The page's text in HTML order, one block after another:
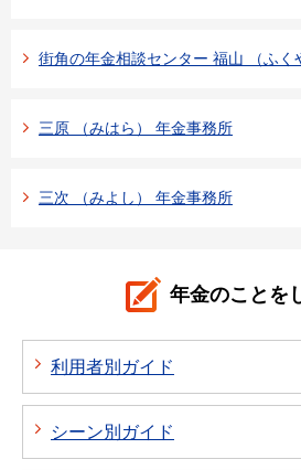
街角の年金相談センター 福山 （ふく
三原 （みはら） 年金事務所
三次 （みよし） 年金事務所
年金のことを
利用者別ガイド
シーン別ガイド